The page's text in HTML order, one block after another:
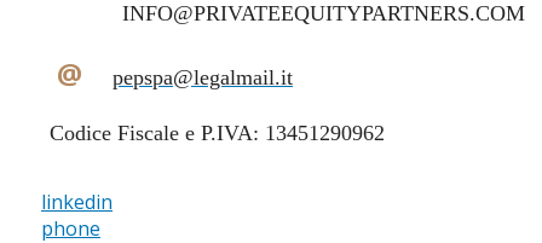
INFO@PRIVATEEQUITYPARTNERS.COM
@ pepspa@legalmail.it
Codice Fiscale e P.IVA: 13451290962
linkedin
phone